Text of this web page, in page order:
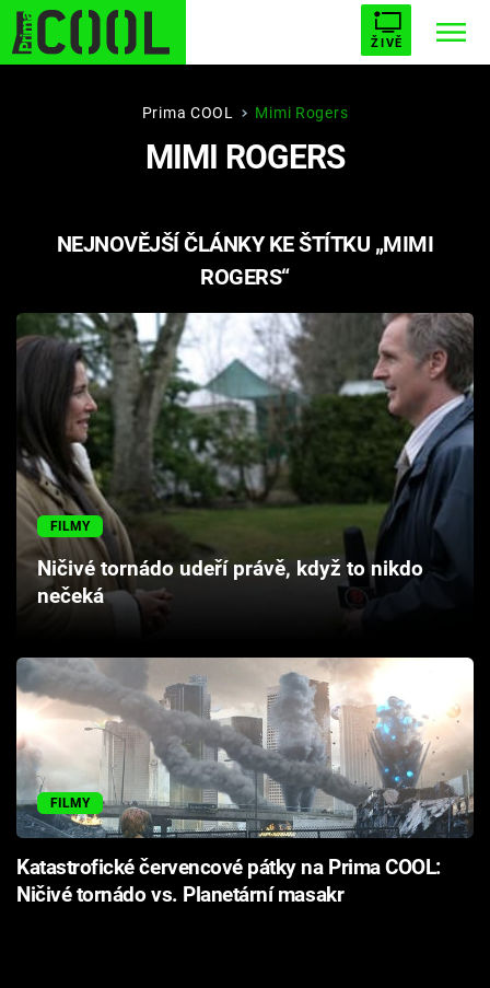
ŽIVĚ
STARHOUSE BUFFY, PŘEMOŽITELKA UPÍRŮ
PLNEJ KOTEL AVENGERS 5
Filmy
Seriály
Hry
Cool Esport
Pořady
Sledujte prima+
Přihlášení
Sledujte nás
Prima COOL Mimi Rogers
MIMI ROGERS
NEJNOVĚJŠÍ ČLÁNKY KE ŠTÍTKU „MIMI
ROGERS“
FILMY
Ničivé tornádo udeří právě, když to nikdo
nečeká
FILMY
Katastrofické červencové pátky na Prima COOL:
Ničivé tornádo vs. Planetární masakr